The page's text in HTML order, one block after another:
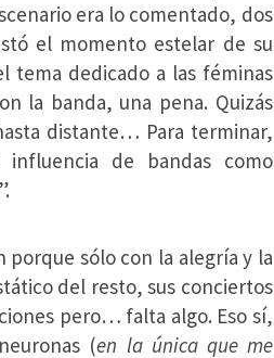
era lo comentado, dos
el momento estelar de su
tema dedicado a las féminas
la banda, una pena. Quizás
distante… Para terminar,
de bandas como
sólo con la alegría y la
del resto, sus conciertos
pero… falta algo. Eso sí,
(en la única que me